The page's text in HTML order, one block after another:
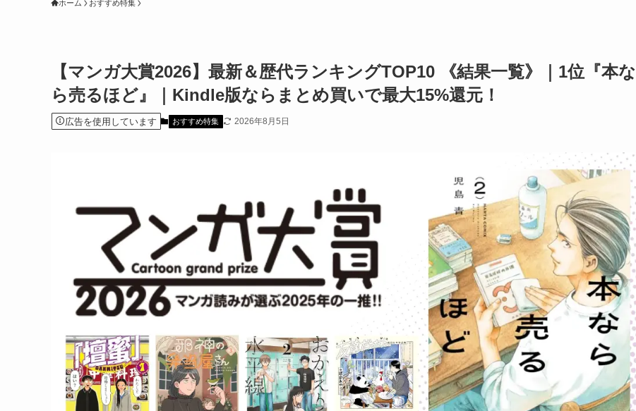
ホーム おすすめ特集
【マンガ大賞2026】最新＆歴代ランキングTOP10 《結果一覧》｜1位『本な
ら売るほど』｜Kindle版ならまとめ買いで最大15%還元！
広告を使用しています おすすめ特集 2026年8月5日